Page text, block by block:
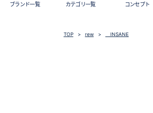
ブランド一覧 カテゴリ一覧 コンセプト
TOP rew INSANE